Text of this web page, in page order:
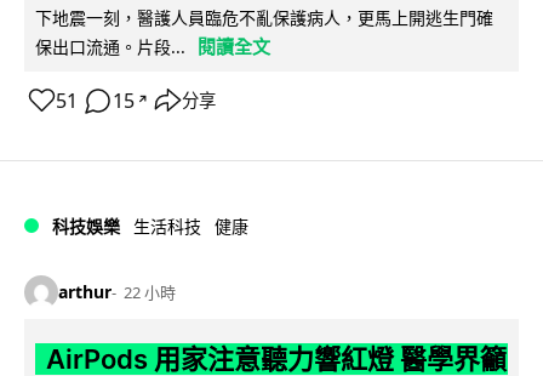
下地震一刻，醫護人員臨危不亂保護病人，更馬上開逃生門確
保出口流通。片段...
閱讀全文
51 15 ↗ 分享
科技娛樂 生活科技 健康
arthur 22 小時
AirPods 用家注意聽力響紅燈 醫學界籲